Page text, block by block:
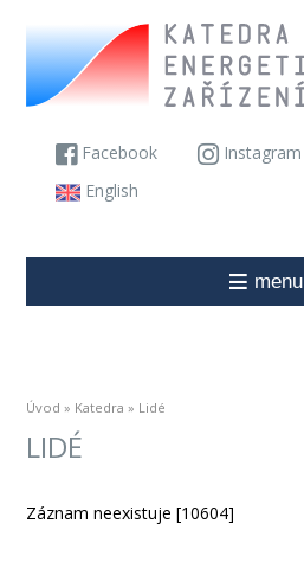
Facebook Instagram
English
menu
Úvod » Katedra » Lidé
LIDÉ
Záznam neexistuje [10604]